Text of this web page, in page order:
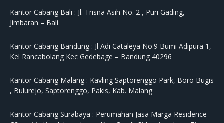
Kantor Cabang Bali : Jl. Trisna Asih No. 2 , Puri Gading,
Jimbaran – Bali
Kantor Cabang Bandung : Jl Adi Cataleya No.9 Bumi Adipura 1,
Kel Rancabolang Kec Gedebage – Bandung 40296
Kantor Cabang Malang : Kavling Saptorenggo Park, Boro Bugis
, Bulurejo, Saptorenggo, Pakis, Kab. Malang
Kantor Cabang Surabaya : Perumahan Jasa Marga Residence